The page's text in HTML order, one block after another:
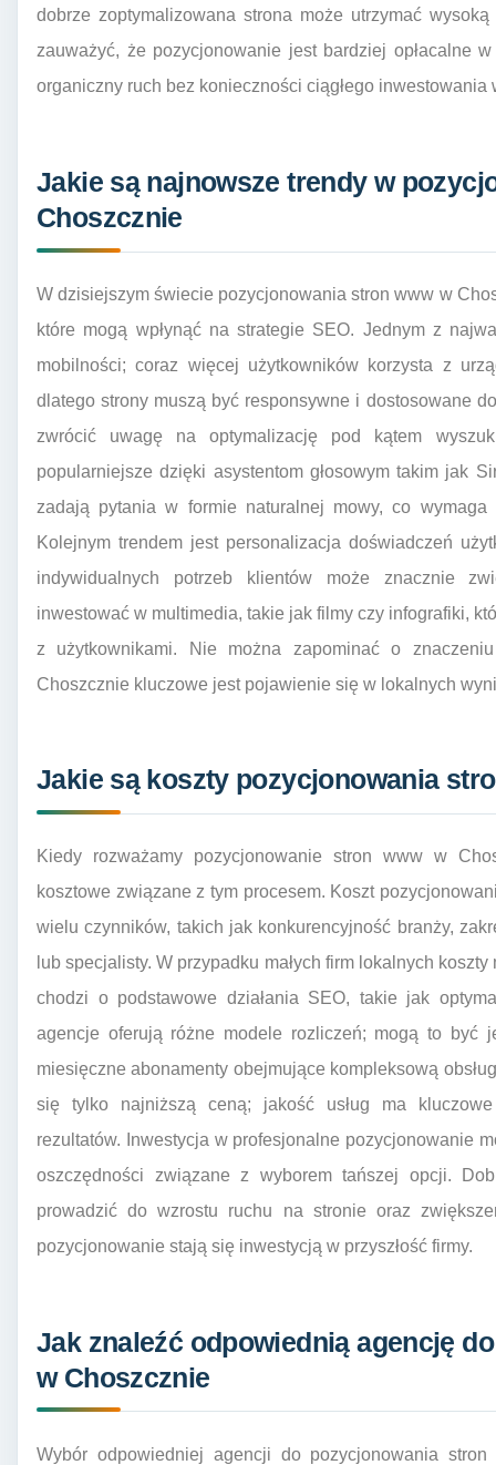
dobrze zoptymalizowana strona może utrzymać
zauważyć, że pozycjonowanie jest bardziej opłacalne
organiczny ruch bez konieczności ciągłego inwestowania
Jakie są najnowsze trendy w
Choszcznie
W dzisiejszym świecie pozycjonowania stron www w
które mogą wpłynąć na strategie SEO. Jednym z
mobilności; coraz więcej użytkowników korzysta z
dlatego strony muszą być responsywne i dostosowane
zwrócić uwagę na optymalizację pod kątem
popularniejsze dzięki asystentom głosowym takim jak
zadają pytania w formie naturalnej mowy, co
Kolejnym trendem jest personalizacja doświadczeń
indywidualnych potrzeb klientów może znacznie
inwestować w multimedia, takie jak filmy czy infografiki,
z użytkownikami. Nie można zapominać o
Choszcznie kluczowe jest pojawienie się w lokalnych
Jakie są koszty pozycjonowania
Kiedy rozważamy pozycjonowanie stron www w
kosztowe związane z tym procesem. Koszt
wielu czynników, takich jak konkurencyjność branży,
lub specjalisty. W przypadku małych firm lokalnych
chodzi o podstawowe działania SEO, takie jak
agencje oferują różne modele rozliczeń; mogą to być
miesięczne abonamenty obejmujące kompleksową
się tylko najniższą ceną; jakość usług ma
rezultatów. Inwestycja w profesjonalne pozycjonowanie
oszczędności związane z wyborem tańszej opcji.
prowadzić do wzrostu ruchu na stronie oraz
pozycjonowanie stają się inwestycją w przyszłość firmy.
Jak znaleźć odpowiednią agencję
w Choszcznie
Wybór odpowiedniej agencji do pozycjonowania